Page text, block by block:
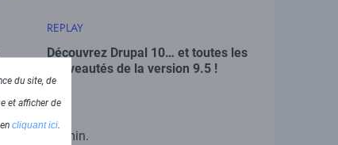
REPLAY
Découvrez Drupal 10… et toutes les
nouveautés de la version 9.5 !
45 min.
du site, de
et afficher de
cliquant ici.